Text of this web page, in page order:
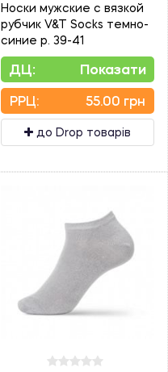
Носки мужские с вязкой
рубчик V&T Socks темно-
синие р. 39-41
ДЦ: Показати
PPЦ: 55.00 грн
до Drop товарів